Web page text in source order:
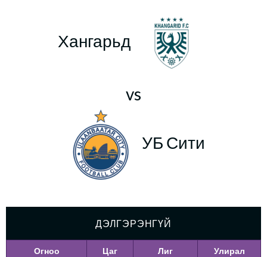
Хангарьд
vs
УБ Сити
ДЭЛГЭРЭНГҮЙ
Огноо Цаг Лиг Улирал